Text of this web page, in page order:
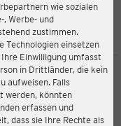
wie sozialen
, Werbe- und
zustimmen.
Technologien einsetzen
Einwilligung umfasst
in Drittländer, die kein
aufweisen. Falls
werden, könnten
erfassen und
dass sie Ihre Rechte als